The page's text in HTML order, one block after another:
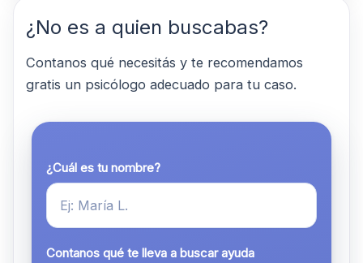
¿No es a quien buscabas?
Contanos qué necesitás y te recomendamos
gratis un psicólogo adecuado para tu caso.
¿Cuál es tu nombre?
Contanos qué te lleva a buscar ayuda